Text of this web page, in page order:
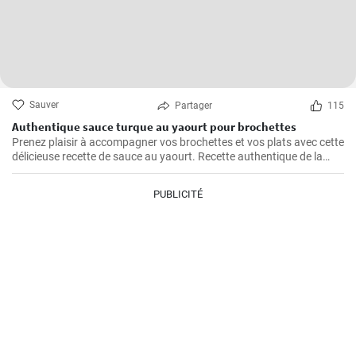
Sauver Partager 115
Authentique sauce turque au yaourt pour brochettes
Prenez plaisir à accompagner vos brochettes et vos plats avec cette
délicieuse recette de sauce au yaourt. Recette authentique de la
cuisine turque.
PUBLICITÉ